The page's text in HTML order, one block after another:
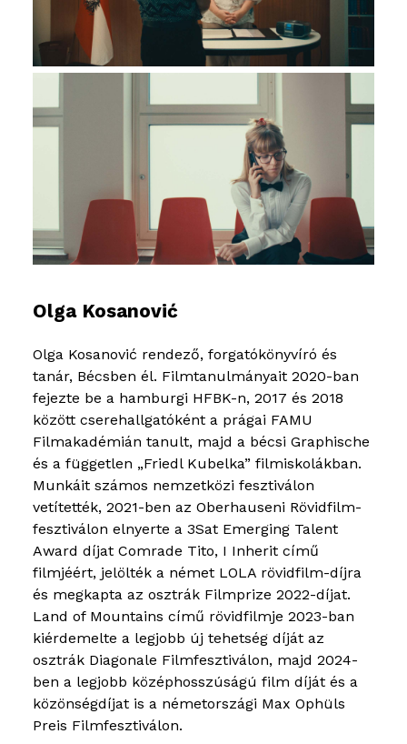
Olga Kosanović
Olga Kosanović rendező, forgatókönyvíró és
tanár, Bécsben él. Filmtanulmányait 2020-ban
fejezte be a hamburgi HFBK-n, 2017 és 2018
között cserehallgatóként a prágai FAMU
Filmakadémián tanult, majd a bécsi Graphische
és a független „Friedl Kubelka” filmiskolákban.
Munkáit számos nemzetközi fesztiválon
vetítették, 2021-ben az Oberhauseni Rövidfilm-
fesztiválon elnyerte a 3Sat Emerging Talent
Award díjat Comrade Tito, I Inherit című
filmjéért, jelölték a német LOLA rövidfilm-díjra
és megkapta az osztrák Filmprize 2022-díjat.
Land of Mountains című rövidfilmje 2023-ban
kiérdemelte a legjobb új tehetség díját az
osztrák Diagonale Filmfesztiválon, majd 2024-
ben a legjobb középhosszúságú film díját és a
közönségdíjat is a németországi Max Ophüls
Preis Filmfesztiválon.